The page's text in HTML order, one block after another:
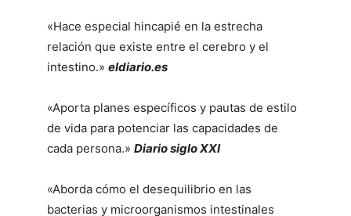
«Hace especial hincapié en la estrecha
relación que existe entre el cerebro y el
intestino.» eldiario.es
«Aporta planes específicos y pautas de estilo
de vida para potenciar las capacidades de
cada persona.» Diario siglo XXI
«Aborda cómo el desequilibrio en las
bacterias y microorganismos intestinales